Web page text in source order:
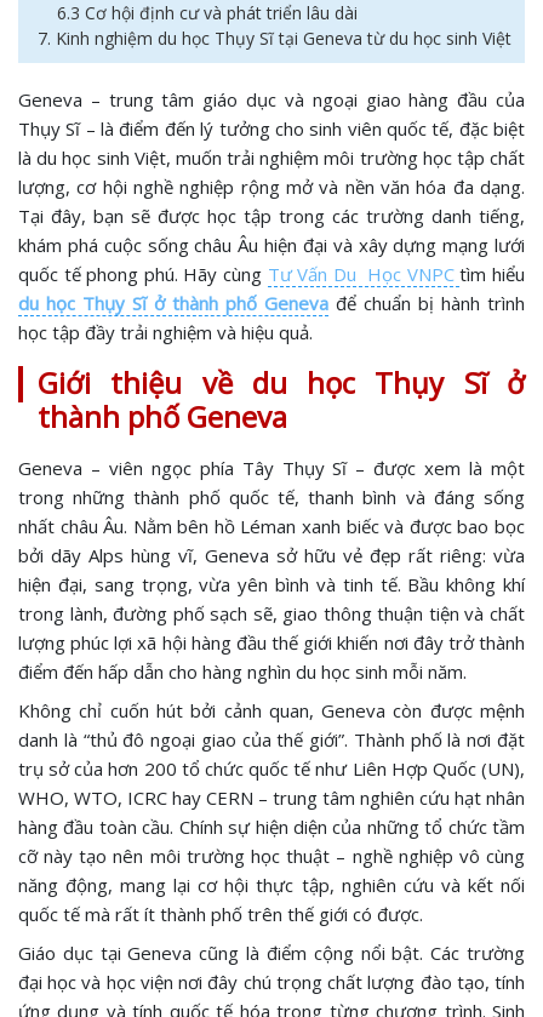
6.3 Cơ hội định cư và phát triển lâu dài
7. Kinh nghiệm du học Thụy Sĩ tại Geneva từ du học sinh Việt
Geneva – trung tâm giáo dục và ngoại giao hàng đầu của
Thụy Sĩ – là điểm đến lý tưởng cho sinh viên quốc tế, đặc biệt
là du học sinh Việt, muốn trải nghiệm môi trường học tập chất
lượng, cơ hội nghề nghiệp rộng mở và nền văn hóa đa dạng.
Tại đây, bạn sẽ được học tập trong các trường danh tiếng,
khám phá cuộc sống châu Âu hiện đại và xây dựng mạng lưới
quốc tế phong phú. Hãy cùng Tư Vấn Du Học VNPCtìm hiểu
du học Thụy Sĩ ở thành phố Geneva để chuẩn bị hành trình
học tập đầy trải nghiệm và hiệu quả.
Giới thiệu về du học Thụy Sĩ ở
thành phố Geneva
Geneva – viên ngọc phía Tây Thụy Sĩ – được xem là một
trong những thành phố quốc tế, thanh bình và đáng sống
nhất châu Âu. Nằm bên hồ Léman xanh biếc và được bao bọc
bởi dãy Alps hùng vĩ, Geneva sở hữu vẻ đẹp rất riêng: vừa
hiện đại, sang trọng, vừa yên bình và tinh tế. Bầu không khí
trong lành, đường phố sạch sẽ, giao thông thuận tiện và chất
lượng phúc lợi xã hội hàng đầu thế giới khiến nơi đây trở thành
điểm đến hấp dẫn cho hàng nghìn du học sinh mỗi năm.
Không chỉ cuốn hút bởi cảnh quan, Geneva còn được mệnh
danh là “thủ đô ngoại giao của thế giới”. Thành phố là nơi đặt
trụ sở của hơn 200 tổ chức quốc tế như Liên Hợp Quốc (UN),
WHO, WTO, ICRC hay CERN – trung tâm nghiên cứu hạt nhân
hàng đầu toàn cầu. Chính sự hiện diện của những tổ chức tầm
cỡ này tạo nên môi trường học thuật – nghề nghiệp vô cùng
năng động, mang lại cơ hội thực tập, nghiên cứu và kết nối
quốc tế mà rất ít thành phố trên thế giới có được.
Giáo dục tại Geneva cũng là điểm cộng nổi bật. Các trường
đại học và học viện nơi đây chú trọng chất lượng đào tạo, tính
ứng dụng và tính quốc tế hóa trong từng chương trình. Sinh